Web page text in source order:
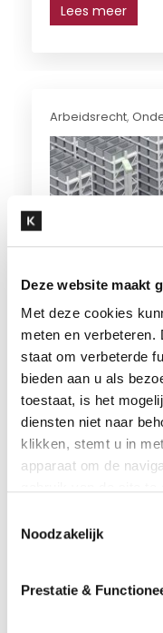
Deze website maakt
Met deze cookies
meten en verbeteren.
staat om verbeterde
bieden aan u als
toestaat, is het
diensten niet naar
klikken, stemt u in
apparaat om de
Noodzakelijk
Prestatie &
Lees meer
Arbeidsrecht,
Hai Robotics
Ondersteuning
uiteenlopende
corporate